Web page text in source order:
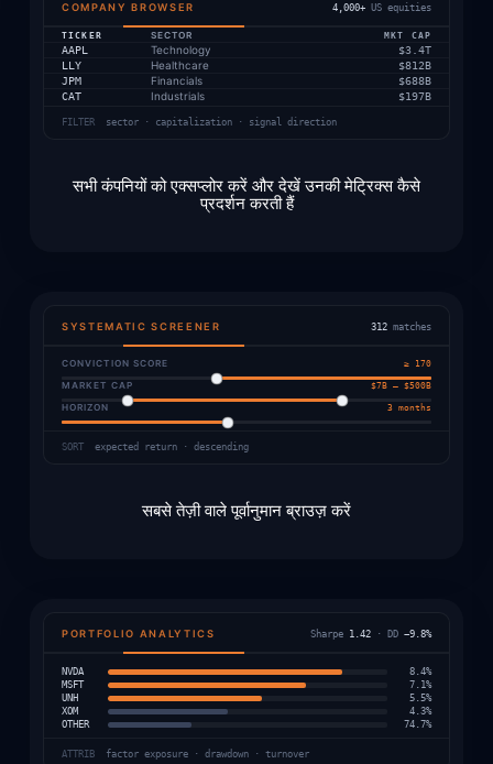
COMPANY BROWSER 4,000+ US equities
TICKER SECTOR MKT CAP
AAPL Technology
$3.4T
LLY
Healthcare
$812B
JPM
Financials
$688B
CAT
Industrials $197B
FILTER sector · capitalization · signal direction
सभी कंपनियों को एक्सप्लोर करें और देखें उनकी मेट्रिक्स कैसे
प्रदर्शन करती हैं
SYSTEMATIC SCREENER 312 matches
CONVICTION SCORE
≥ 170
MARKET CAP
$7B – $500B
HORIZON
3 months
SORT expected return · descending
सबसे तेज़ी वाले पूर्वानुमान ब्राउज़ करें
PORTFOLIO ANALYTICS Sharpe 1.42 · DD −9.8%
NVDA
8.4%
MSFT
7.1%
UNH
5.5%
XOM
4.3%
OTHER
74.7%
ATTRIB factor exposure · drawdown · turnover